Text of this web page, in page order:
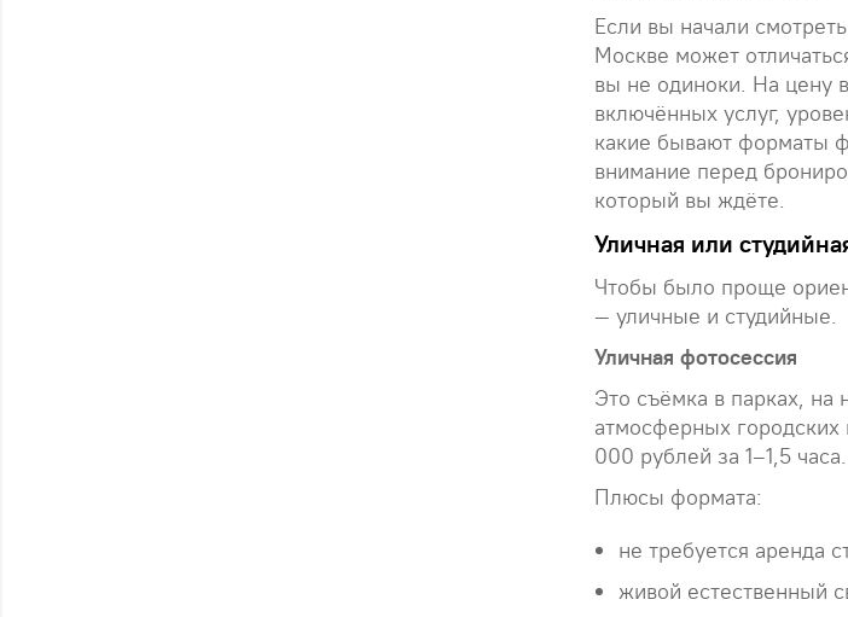
Если вы начали
Москве может
вы не одиноки. На цену
включённых услуг,
какие бывают форматы
внимание перед
который вы ждёте.
Уличная или
Чтобы было проще
— уличные и студийные.
Уличная фотосессия
Это съёмка в парках,
атмосферных городских
000 рублей за 1–1,5 часа.
Плюсы формата:
не требуется аренда
живой естественный